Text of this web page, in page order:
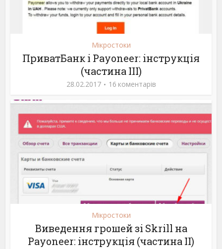
Мікростоки
ПриватБанк і Payoneer: інструкція
(частина ІІІ)
28.02.2017 16 коментарів
Мікростоки
Виведення грошей зі Skrill на
Payoneer: інструкція (частина ІІ)